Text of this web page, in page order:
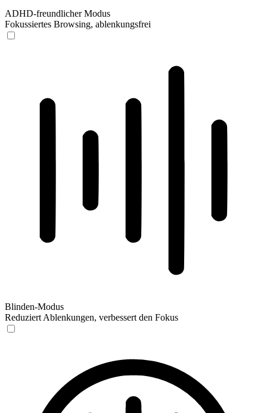
ADHD-freundlicher Modus
Fokussiertes Browsing, ablenkungsfrei
Blinden-Modus
Reduziert Ablenkungen, verbessert den Fokus